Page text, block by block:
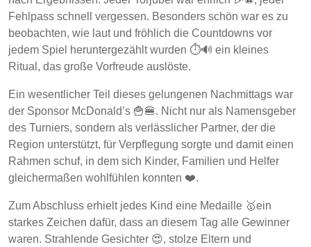
Fehlpass schnell vergessen. Besonders schön war es zu
beobachten, wie laut und fröhlich die Countdowns vor
jedem Spiel heruntergezählt wurden ⏱️🔊 ein kleines
Ritual, das große Vorfreude auslöste.
Ein wesentlicher Teil dieses gelungenen Nachmittags war
der Sponsor McDonald’s 🍟🍔. Nicht nur als Namensgeber
des Turniers, sondern als verlässlicher Partner, der die
Region unterstützt, für Verpflegung sorgte und damit einen
Rahmen schuf, in dem sich Kinder, Familien und Helfer
gleichermaßen wohlfühlen konnten ❤️.
Zum Abschluss erhielt jedes Kind eine Medaille 🥇ein
starkes Zeichen dafür, dass an diesem Tag alle Gewinner
waren. Strahlende Gesichter 😍, stolze Eltern und